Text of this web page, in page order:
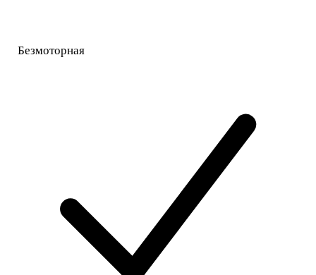
Безмоторная